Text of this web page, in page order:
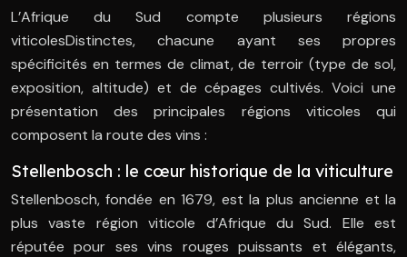
L’Afrique du Sud compte plusieurs régions
viticolesDistinctes, chacune ayant ses propres
spécificités en termes de climat, de terroir (type de sol,
exposition, altitude) et de cépages cultivés. Voici une
présentation des principales régions viticoles qui
composent la route des vins :
Stellenbosch : le cœur historique de la viticulture
Stellenbosch, fondée en 1679, est la plus ancienne et la
plus vaste région viticole d’Afrique du Sud. Elle est
réputée pour ses vins rouges puissants et élégants,